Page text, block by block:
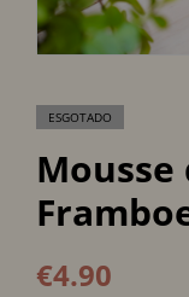
ESGOTADO
€4.90